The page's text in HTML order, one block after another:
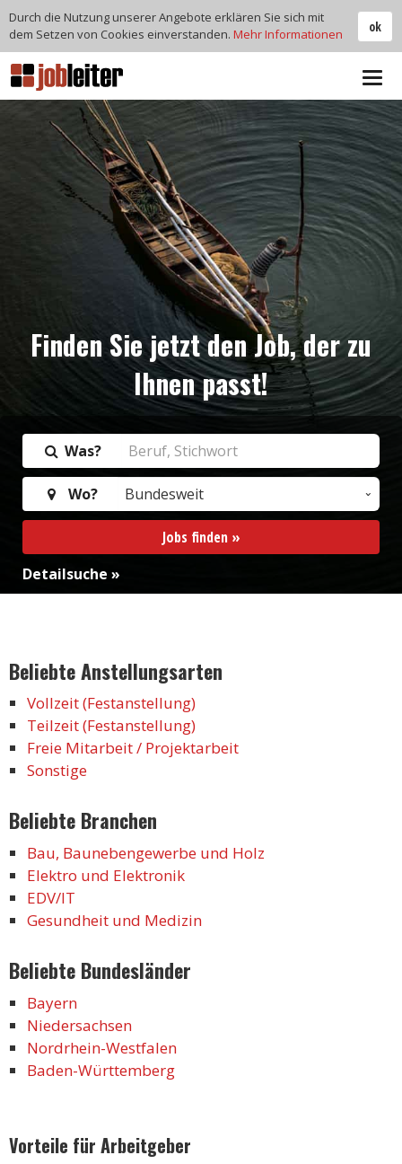
Finden Sie jetzt den Job, der zu
Ihnen passt!
Was?
Wo?
Jobs finden »
Detailsuche »
Beliebte Anstellungsarten
Vollzeit (Festanstellung)
Teilzeit (Festanstellung)
Freie Mitarbeit / Projektarbeit
Sonstige
Beliebte Branchen
Bau, Baunebengewerbe und Holz
Elektro und Elektronik
EDV/IT
Gesundheit und Medizin
Beliebte Bundesländer
Bayern
Niedersachsen
Nordrhein-Westfalen
Baden-Württemberg
Vorteile für Arbeitgeber
ok
Durch die Nutzung unserer Angebote erklären Sie sich mit
dem Setzen von Cookies einverstanden. Mehr Informationen